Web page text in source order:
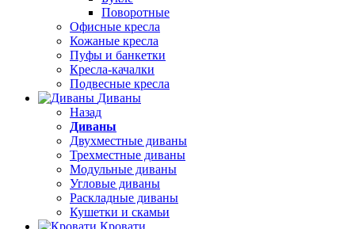
Поворотные
Офисные кресла
Кожаные кресла
Пуфы и банкетки
Кресла-качалки
Подвесные кресла
Диваны
Назад
Диваны
Двухместные диваны
Трехместные диваны
Модульные диваны
Угловые диваны
Раскладные диваны
Кушетки и скамьи